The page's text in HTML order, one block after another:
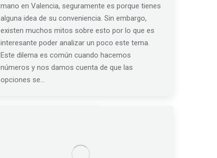
mano en Valencia, seguramente es porque tienes
alguna idea de su conveniencia. Sin embargo,
existen muchos mitos sobre esto por lo que es
interesante poder analizar un poco este tema.
Este dilema es común cuando hacemos
números y nos damos cuenta de que las
opciones se…